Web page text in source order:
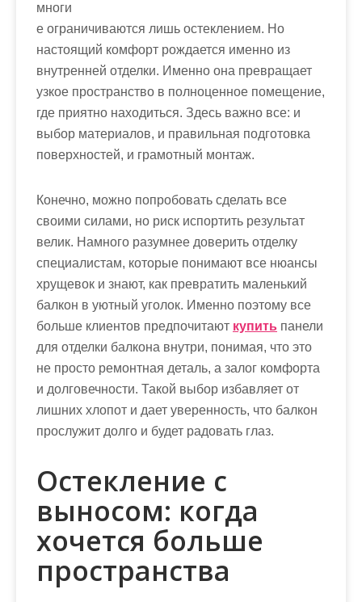
многи
е ограничиваются лишь остеклением. Но
настоящий комфорт рождается именно из
внутренней отделки. Именно она превращает
узкое пространство в полноценное помещение,
где приятно находиться. Здесь важно все: и
выбор материалов, и правильная подготовка
поверхностей, и грамотный монтаж.
Конечно, можно попробовать сделать все
своими силами, но риск испортить результат
велик. Намного разумнее доверить отделку
специалистам, которые понимают все нюансы
хрущевок и знают, как превратить маленький
балкон в уютный уголок. Именно поэтому все
больше клиентов предпочитают купить панели
для отделки балкона внутри, понимая, что это
не просто ремонтная деталь, а залог комфорта
и долговечности. Такой выбор избавляет от
лишних хлопот и дает уверенность, что балкон
прослужит долго и будет радовать глаз.
Остекление с
выносом: когда
хочется больше
пространства